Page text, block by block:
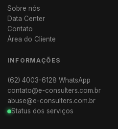
Sobre nós
Data Center
Contato
Área do Cliente
INFORMAÇÕES
(62) 4003-6128 WhatsApp
contato@e-consulters.com.br
abuse@e-consulters.com.br
Status dos serviços